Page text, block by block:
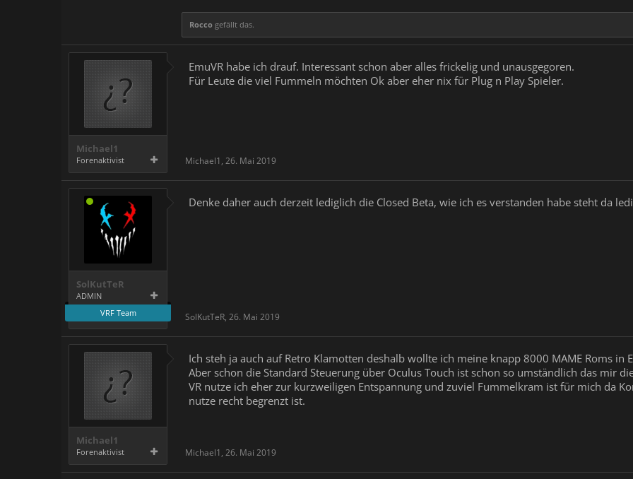
Rocco gefällt das.
Michael1
Forenaktivist
EmuVR habe ich drauf. Interessant schon aber alles frickelig und unausgegoren.
Für Leute die viel Fummeln möchten Ok aber eher nix für Plug n Play Spieler.
Michael1 , 26. Mai 2019
SolKutTeR
ADMIN
VRF Team
Denke daher auch derzeit lediglich die Closed Beta, wie ich es verstanden habe steht da
SolKutTeR, 26. Mai 2019
Michael1
Forenaktivist
Ich steh ja auch auf Retro Klamotten deshalb wollte ich meine knapp 8000 MAME Roms in
Aber schon die Standard Steuerung über Oculus Touch ist schon so umständlich das mir
VR nutze ich eher zur kurzweiligen Entspannung und zuviel Fummelkram ist für mich da
nutze recht begrenzt ist.
Michael1 , 26. Mai 2019